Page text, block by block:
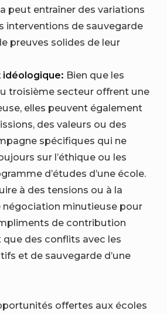
peut entraîner des variations
interventions de sauvegarde
preuves solides de leur
idéologique: Bien que les
troisième secteur offrent une
elles peuvent également
des valeurs ou des
spécifiques qui ne
sur l’éthique ou les
d’études d’une école.
à des tensions ou à la
négociation minutieuse pour
de contribution
des conflits avec les
et de sauvegarde d’une
offertes aux écoles